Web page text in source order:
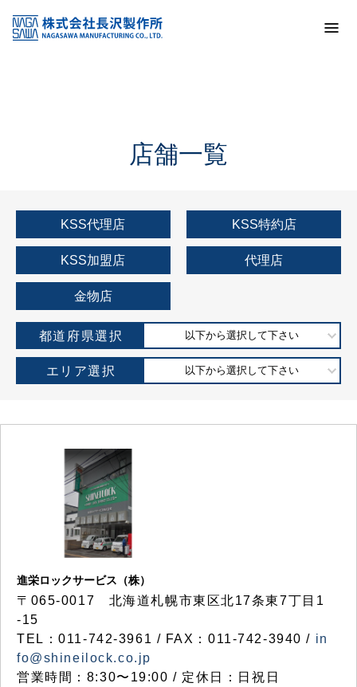
KSS加盟店・取扱店情報
店舗一覧
店舗一覧
KSS代理店 KSS特約店
KSS加盟店 代理店
金物店
都道府県選択 以下から選択して下さい
エリア選択 以下から選択して下さい
進栄ロックサービス（株）
〒065-0017 北海道札幌市東区北17条東7丁目1
-15
TEL：011-742-3961 / FAX：011-742-3940 / in
fo@shineilock.co.jp
営業時間：8:30〜19:00 / 定休日：日祝日